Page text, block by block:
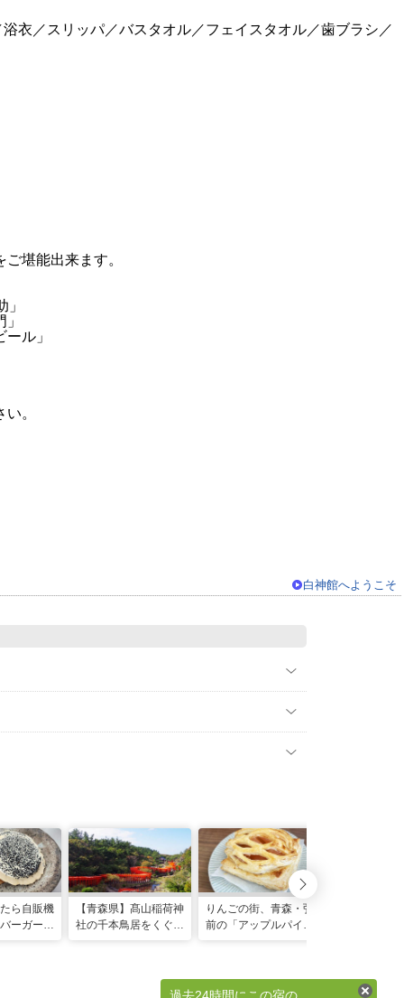
衣／スリッパ／バスタオル／フェイスタオル／歯ブラシ／
堪能出来ます。
ル」
。
白神館へようこそ
ら自販機
ーガーま
【青森県】髙山稲荷神
社の千本鳥居をくぐっ
りんごの街、青森・弘
前の「アップルパイタ
を紹介